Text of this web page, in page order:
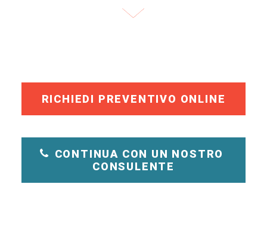
RICHIEDI PREVENTIVO ONLINE
CONTINUA CON UN NOSTRO
CONSULENTE